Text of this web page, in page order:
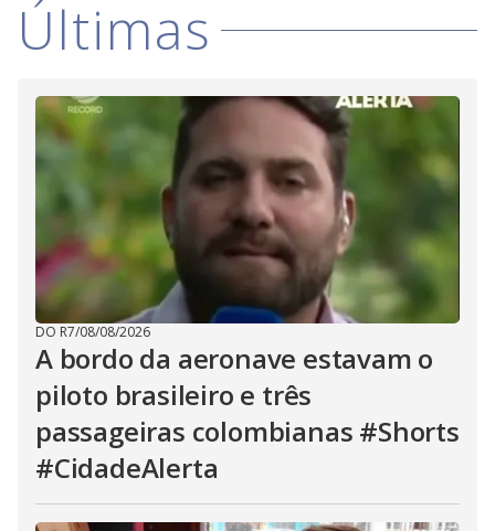
Últimas
DO R7/08/08/2026
A bordo da aeronave estavam o
piloto brasileiro e três
passageiras colombianas #Shorts
#CidadeAlerta